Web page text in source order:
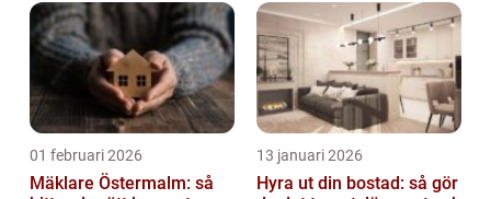
01 februari 2026
Mäklare Östermalm: så
13 januari 2026
Hyra ut din bostad: så gör